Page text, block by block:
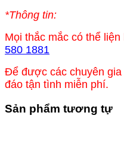
*Thông tin:
Mọi thắc mắc có thể
580 1881
Để được các chuyên
đáo tận tình miễn phí.
Sản phẩm tương tự